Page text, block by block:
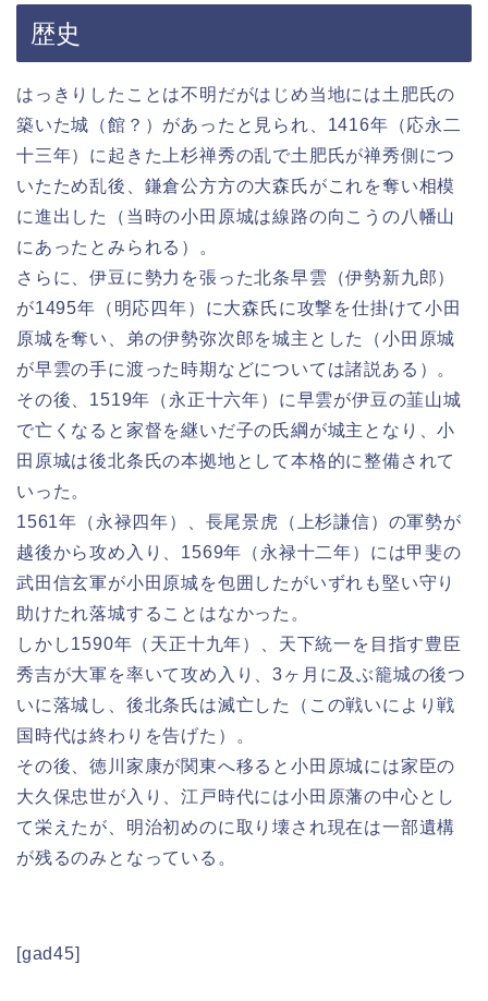
歴史
はっきりしたことは不明だがはじめ当地には土肥氏の
築いた城（館？）があったと見られ、1416年（応永二
十三年）に起きた上杉禅秀の乱で土肥氏が禅秀側につ
いたため乱後、鎌倉公方方の大森氏がこれを奪い相模
に進出した（当時の小田原城は線路の向こうの八幡山
にあったとみられる）。
さらに、伊豆に勢力を張った北条早雲（伊勢新九郎）
が1495年（明応四年）に大森氏に攻撃を仕掛けて小田
原城を奪い、弟の伊勢弥次郎を城主とした（小田原城
が早雲の手に渡った時期などについては諸説ある）。
その後、1519年（永正十六年）に早雲が伊豆の韮山城
で亡くなると家督を継いだ子の氏綱が城主となり、小
田原城は後北条氏の本拠地として本格的に整備されて
いった。
1561年（永禄四年）、長尾景虎（上杉謙信）の軍勢が
越後から攻め入り、1569年（永禄十二年）には甲斐の
武田信玄軍が小田原城を包囲したがいずれも堅い守り
助けたれ落城することはなかった。
しかし1590年（天正十九年）、天下統一を目指す豊臣
秀吉が大軍を率いて攻め入り、3ヶ月に及ぶ籠城の後つ
いに落城し、後北条氏は滅亡した（この戦いにより戦
国時代は終わりを告げた）。
その後、徳川家康が関東へ移ると小田原城には家臣の
大久保忠世が入り、江戸時代には小田原藩の中心とし
て栄えたが、明治初めのに取り壊され現在は一部遺構
が残るのみとなっている。
[gad45]